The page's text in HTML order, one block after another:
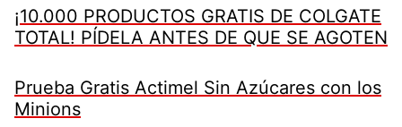
¡10.000 PRODUCTOS GRATIS DE COLGATE
TOTAL! PÍDELA ANTES DE QUE SE AGOTEN
Prueba Gratis Actimel Sin Azúcares con los
Minions